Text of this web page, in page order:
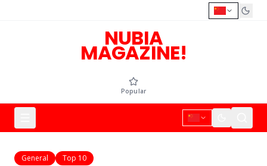
NUBIA
MAGAZINE!
Popular
General Top 10